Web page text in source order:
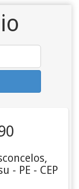
- PE - CEP